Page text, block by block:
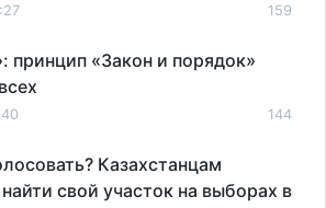
159
принцип «Закон и порядок»
144
Казахстанцам
свой участок на выборах в